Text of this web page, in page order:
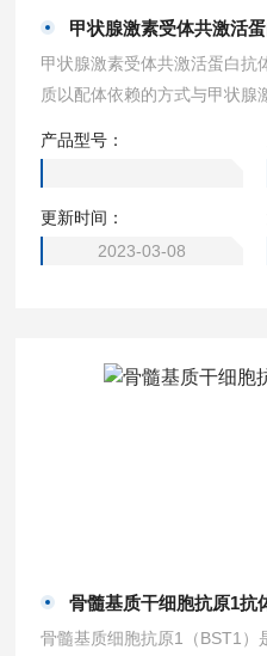
甲状腺激素受体共激活
甲状腺激素受体共激活蛋白抗
质以配体依赖的方式与甲状腺
域，被认为是一个核受体辅活
亚型的选择性剪接转录变体。
产品型号：
更新时间：
2023-03-08
骨髓基质干细胞抗原1抗
骨髓基质细胞抗原1（BST1）